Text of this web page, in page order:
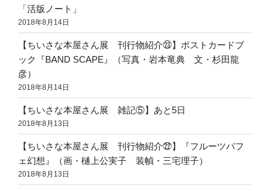
「活版ノート」
2018年8月14日
【ちいさな本屋さん展 刊行物紹介㉓】ポストカードブ
ック『BAND SCAPE』（写真・岩本竜典 文・杉田龍
彦）
2018年8月14日
【ちいさな本屋さん展 雑記⑤】あと5日
2018年8月13日
【ちいさな本屋さん展 刊行物紹介㉒】『フルーツパフ
ェ幻想』（画・樋上公実子 装幀・三宅理子）
2018年8月13日